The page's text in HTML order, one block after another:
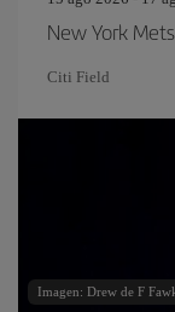
New York
Citi Field
Imagen: Drew de F